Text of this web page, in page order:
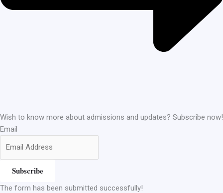
Wish to know more about admissions and updates? Subscribe now!
Email
Subscribe
The form has been submitted successfully!